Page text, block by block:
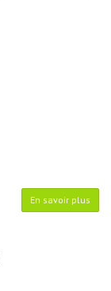
En savoir plus